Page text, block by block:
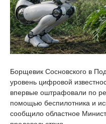
Борщевик Сосновского в
уровень цифровой
впервые оштрафовали по
помощью беспилотника и
сообщило областное